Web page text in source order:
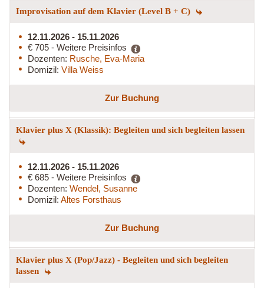
Improvisation auf dem Klavier (Level B + C)
12.11.2026 - 15.11.2026
€ 705 - Weitere Preisinfos
Dozenten: Rusche, Eva-Maria
Domizil: Villa Weiss
Zur Buchung
Klavier plus X (Klassik): Begleiten und sich begleiten lassen
12.11.2026 - 15.11.2026
€ 685 - Weitere Preisinfos
Dozenten: Wendel, Susanne
Domizil: Altes Forsthaus
Zur Buchung
Klavier plus X (Pop/Jazz) - Begleiten und sich begleiten
lassen